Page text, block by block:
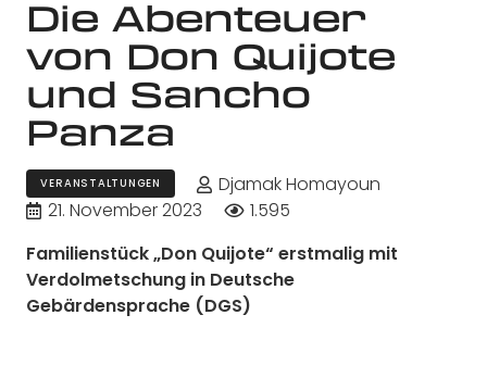
Die Abenteuer
von Don Quijote
und Sancho
Panza
VERANSTALTUNGEN
Djamak Homayoun
21. November 2023
1.595
Familienstück „Don Quijote“ erstmalig mit
Verdolmetschung in Deutsche
Gebärdensprache (DGS)